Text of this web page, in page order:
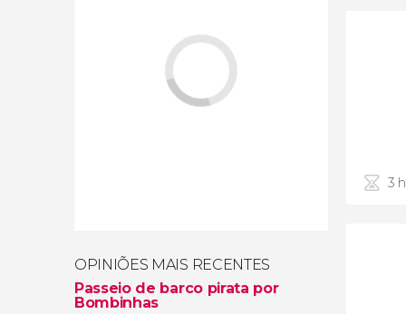
OPINIÕES MAIS RECENTES
Passeio de barco pirata por
Bombinhas
3